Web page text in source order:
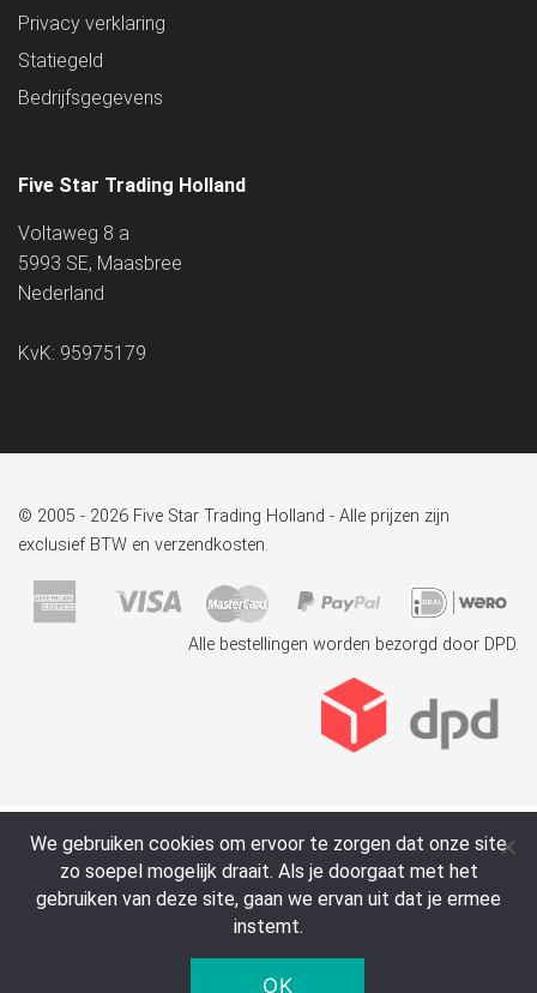
Privacy verklaring
Statiegeld
Bedrijfsgegevens
Five Star Trading Holland
Voltaweg 8 a
5993 SE, Maasbree
Nederland
KvK: 95975179
© 2005 - 2026 Five Star Trading Holland - Alle prijzen zijn
exclusief BTW en verzendkosten.
Alle bestellingen worden bezorgd door DPD.
We gebruiken cookies om ervoor te zorgen dat onze site
zo soepel mogelijk draait. Als je doorgaat met het
gebruiken van deze site, gaan we ervan uit dat je ermee
instemt.
OK